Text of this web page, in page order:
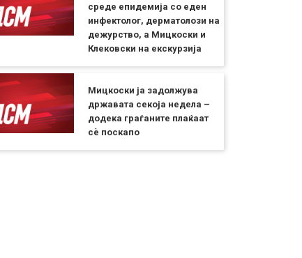
среде епидемија со еден
инфектолог, дерматолози на
дежурство, а Мицкоски и
Клековски на екскурзија
Мицкоски ја задолжува
државата секоја недела –
додека граѓаните плаќаат
сѐ поскапо